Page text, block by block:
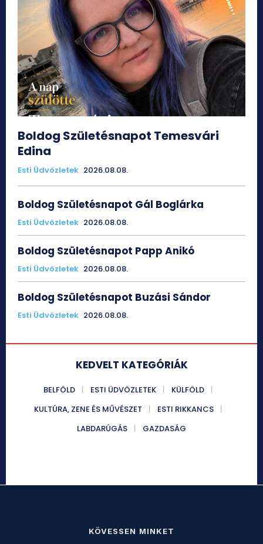
Boldog Születésnapot Temesvári
Edina
Esti Üdvözletek 2026.08.08.
Boldog Születésnapot Gál Boglárka
Esti Üdvözletek 2026.08.08.
Boldog Születésnapot Papp Anikó
Esti Üdvözletek 2026.08.08.
Boldog Születésnapot Buzási Sándor
Esti Üdvözletek 2026.08.08.
KEDVELT KATEGÓRIÁK
BELFÖLD ESTI ÜDVÖZLETEK
KÜLFÖLD
KULTÚRA, ZENE ÉS MŰVÉSZET
ESTI RIKKANCS
LABDARÚGÁS
GAZDASÁG
KÖVESSEN MINKET